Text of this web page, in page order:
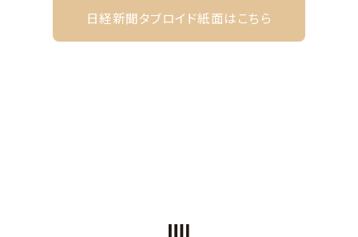
日経新聞タブロイド紙面はこちら